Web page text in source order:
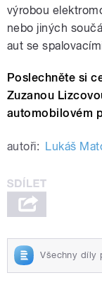
výrobou
nebo jiných
aut se
Poslechněte si
Zuzanou
automobilovém
autoři: Lukáš
Všechny díly